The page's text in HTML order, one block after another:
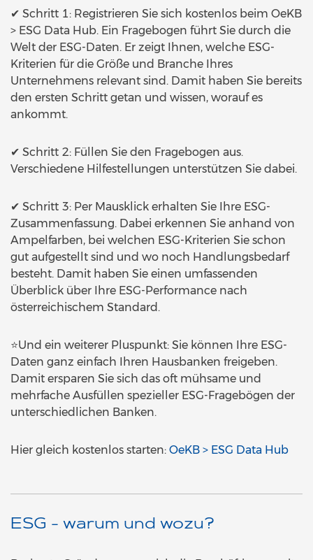
✔ Schritt 1: Registrieren Sie sich kostenlos beim OeKB
> ESG Data Hub. Ein Fragebogen führt Sie durch die
Welt der ESG-Daten. Er zeigt Ihnen, welche ESG-
Kriterien für die Größe und Branche Ihres
Unternehmens relevant sind. Damit haben Sie bereits
den ersten Schritt getan und wissen, worauf es
ankommt.
✔ Schritt 2: Füllen Sie den Fragebogen aus.
Verschiedene Hilfestellungen unterstützen Sie dabei.
✔ Schritt 3: Per Mausklick erhalten Sie Ihre ESG-
Zusammenfassung. Dabei erkennen Sie anhand von
Ampelfarben, bei welchen ESG-Kriterien Sie schon
gut aufgestellt sind und wo noch Handlungsbedarf
besteht. Damit haben Sie einen umfassenden
Überblick über Ihre ESG-Performance nach
österreichischem Standard.
⭐Und ein weiterer Pluspunkt: Sie können Ihre ESG-
Daten ganz einfach Ihren Hausbanken freigeben.
Damit ersparen Sie sich das oft mühsame und
mehrfache Ausfüllen spezieller ESG-Fragebögen der
unterschiedlichen Banken.
Hier gleich kostenlos starten: OeKB > ESG Data Hub
ESG - warum und wozu?